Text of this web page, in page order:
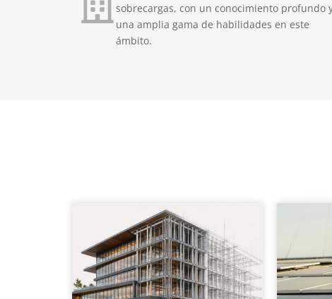
sobrecargas, con un conocimiento profundo
una amplia gama de habilidades en este
ámbito.